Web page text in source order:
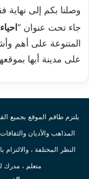
وصلنا بكم إلى نهاية
جاء تحت عنوان “
المتنوعة على أهم
على مدينة أبها
يلتزم طاقم الموقع بجميع
المذاهب والأديان
النظر المختلفة ،
متعلم ، مدرك